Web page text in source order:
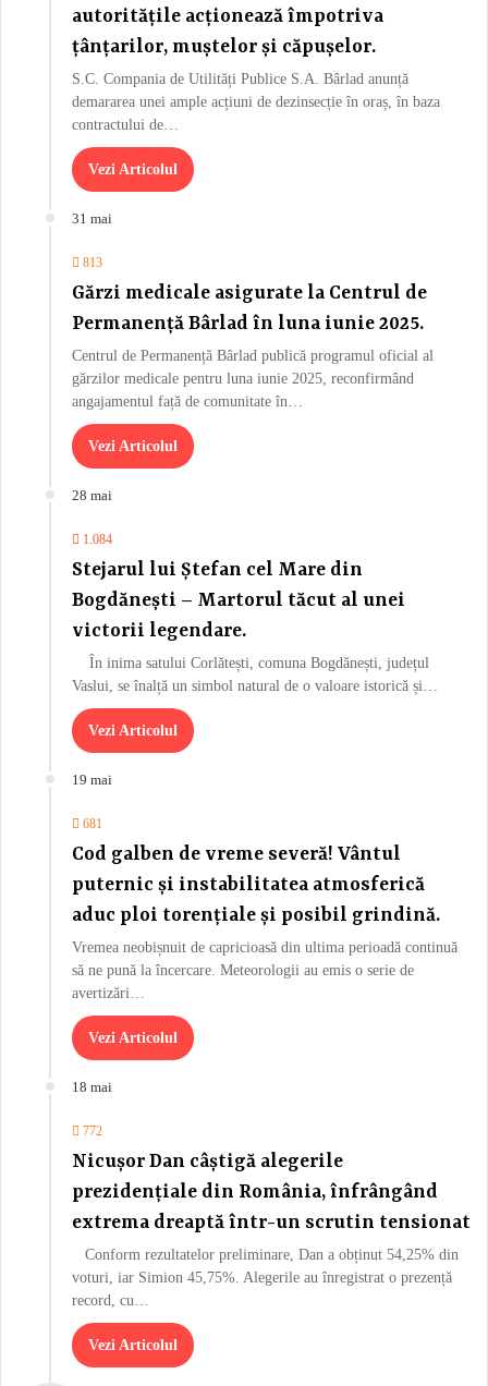
autoritățile acționează împotriva
țânțarilor, muștelor și căpușelor.
S.C. Compania de Utilități Publice S.A. Bârlad anunță
demararea unei ample acțiuni de dezinsecție în oraș, în baza
contractului de…
Vezi Articolul
31 mai
813
Gărzi medicale asigurate la Centrul de
Permanență Bârlad în luna iunie 2025.
Centrul de Permanență Bârlad publică programul oficial al
gărzilor medicale pentru luna iunie 2025, reconfirmând
angajamentul față de comunitate în…
Vezi Articolul
28 mai
1.084
Stejarul lui Ștefan cel Mare din
Bogdănești – Martorul tăcut al unei
victorii legendare.
În inima satului Corlătești, comuna Bogdănești, județul
Vaslui, se înalță un simbol natural de o valoare istorică și…
Vezi Articolul
19 mai
681
Cod galben de vreme severă! Vântul
puternic și instabilitatea atmosferică
aduc ploi torențiale și posibil grindină.
Vremea neobișnuit de capricioasă din ultima perioadă continuă
să ne pună la încercare. Meteorologii au emis o serie de
avertizări…
Vezi Articolul
18 mai
772
Nicușor Dan câștigă alegerile
prezidențiale din România, înfrângând
extrema dreaptă într-un scrutin tensionat
Conform rezultatelor preliminare, Dan a obținut 54,25% din
voturi, iar Simion 45,75%. Alegerile au înregistrat o prezență
record, cu…
Vezi Articolul